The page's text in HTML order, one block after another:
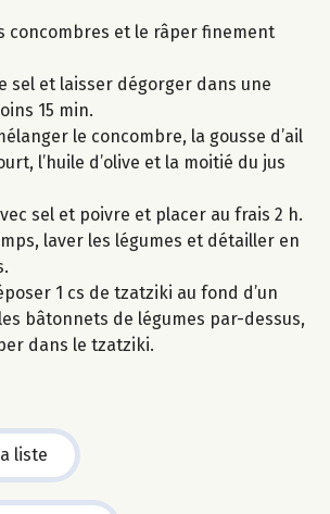
concombres et le râper finement
sel et laisser dégorger dans une
15 min.
le concombre, la gousse d’ail
l’huile d’olive et la moitié du jus
sel et poivre et placer au frais 2 h.
laver les légumes et détailler en
1 cs de tzatziki au fond d’un
bâtonnets de légumes par-dessus,
dans le tzatziki.
liste